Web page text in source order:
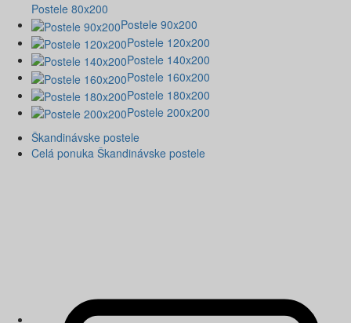
Postele 80x200
Postele 90x200
Postele 120x200
Postele 140x200
Postele 160x200
Postele 180x200
Postele 200x200
Škandinávske postele
Celá ponuka Škandinávske postele